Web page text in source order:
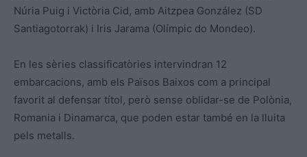
Núria Puig i Victòria Cid, amb Aitzpea González (SD
Santiagotorrak) i Iris Jarama (Olímpic do Mondeo).
En les sèries classificatòries intervindran 12
embarcacions, amb els Països Baixos com a principal
favorit al defensar títol, però sense oblidar-se de Polònia,
Romania i Dinamarca, que poden estar també en la lluita
pels metalls.